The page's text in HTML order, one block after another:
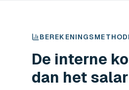
De interne
dan het